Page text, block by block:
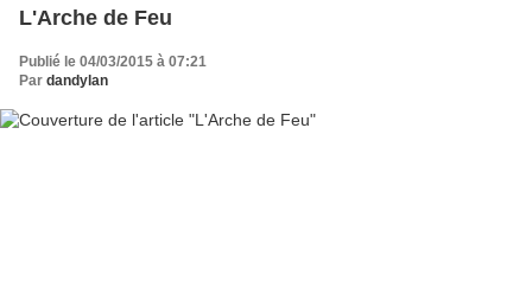
L'Arche de Feu
Publié le 04/03/2015 à 07:21
Par dandylan